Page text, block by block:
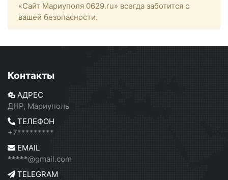
«Сайт Мариуполя 0629.ru» всегда заботится о
вашей безопасности.
Контакты
АДРЕС
ДНР, Мариуполь
ТЕЛЕФОН
+7*********
EMAIL
*****@gmail.com
TELEGRAM